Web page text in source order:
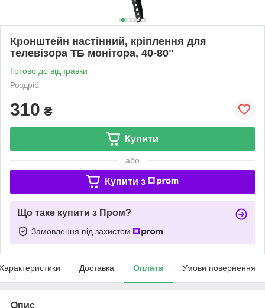
Кронштейн настінний, кріплення для
телевізора ТБ монітора, 40-80"
Готово до відправки
Роздріб
310 ₴
Купити
або
Купити з
Що таке купити з Пром?
Замовлення під захистом
Доставка Оплата Умови повернення
Опис